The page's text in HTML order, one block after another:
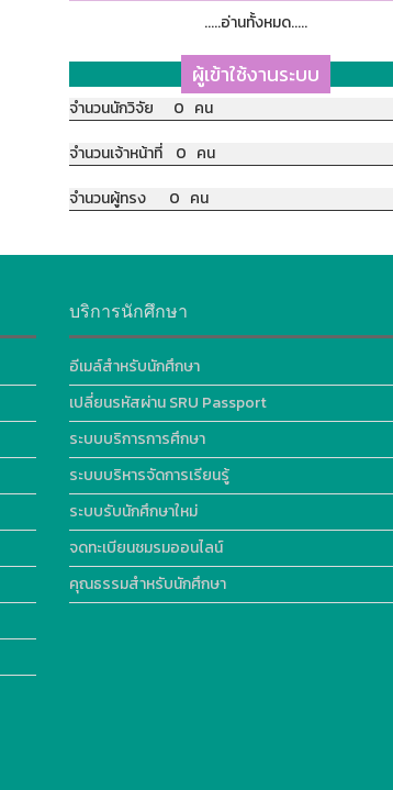
.....อ่านทั้งหมด.....
ผู้เข้าใช้งานระบบ
จำนวนนักวิจัย 0 คน
จำนวนเจ้าหน้าที่ 0 คน
จำนวนผู้ทรง 0 คน
บริการนักศึกษา
อีเมล์สำหรับนักศึกษา
เปลี่ยนรหัสผ่าน SRU Passport
ระบบบริการการศึกษา
ระบบบริหารจัดการเรียนรู้
ระบบรับนักศึกษาใหม่
จดทะเบียนชมรมออนไลน์
คุณธรรมสำหรับนักศึกษา